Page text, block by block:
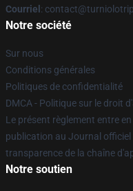
Courriel :
Notre société
Sur nous
Conditions générales
Politiques de confidentialité
DMCA - Politique sur le droit
Le présent règlement entre
publication au Journal officiel
transparence de la chaîne
Notre soutien